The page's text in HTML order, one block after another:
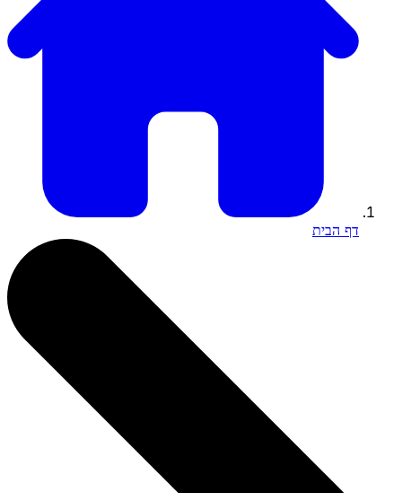
דף הבית